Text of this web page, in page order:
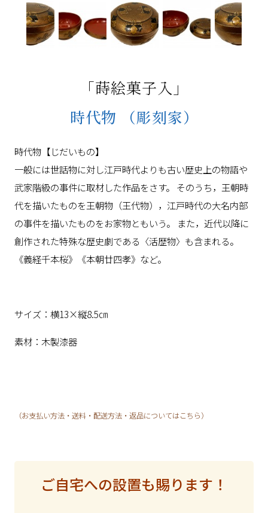
「蒔絵菓子入」
時代物
（彫刻家）
時代物【じだいもの】
一般には世話物に対し江戸時代よりも古い歴史上の物語や
武家階級の事件に取材した作品をさす。 そのうち，王朝時
代を描いたものを王朝物（王代物），江戸時代の大名内部
の事件を描いたものをお家物ともいう。 また，近代以降に
創作された特殊な歴史劇である〈活歴物〉も含まれる。
《義経千本桜》《本朝廿四孝》など。
サイズ：横13×縦8.5㎝
素材：木製漆器
（お支払い方法・送料・配送方法・返品についてはこちら）
ご自宅への設置も賜ります！